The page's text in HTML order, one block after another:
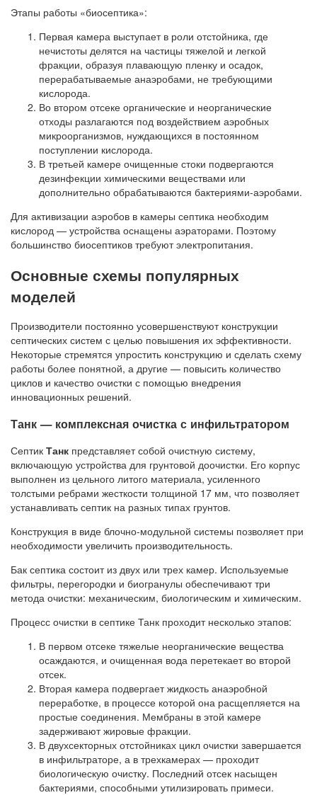
Этапы работы «биосептика»:
Первая камера выступает в роли отстойника, где
нечистоты делятся на частицы тяжелой и легкой
фракции, образуя плавающую пленку и осадок,
перерабатываемые анаэробами, не требующими
кислорода.
Во втором отсеке органические и неорганические
отходы разлагаются под воздействием аэробных
микроорганизмов, нуждающихся в постоянном
поступлении кислорода.
В третьей камере очищенные стоки подвергаются
дезинфекции химическими веществами или
дополнительно обрабатываются бактериями-аэробами.
Для активизации аэробов в камеры септика необходим
кислород — устройства оснащены аэраторами. Поэтому
большинство биосептиков требуют электропитания.
Основные схемы популярных
моделей
Производители постоянно усовершенствуют конструкции
септических систем с целью повышения их эффективности.
Некоторые стремятся упростить конструкцию и сделать схему
работы более понятной, а другие — повысить количество
циклов и качество очистки с помощью внедрения
инновационных решений.
Танк — комплексная очистка с инфильтратором
Септик Танк представляет собой очистную систему,
включающую устройства для грунтовой доочистки. Его корпус
выполнен из цельного литого материала, усиленного
толстыми ребрами жесткости толщиной 17 мм, что позволяет
устанавливать септик на разных типах грунтов.
Конструкция в виде блочно-модульной системы позволяет при
необходимости увеличить производительность.
Бак септика состоит из двух или трех камер. Используемые
фильтры, перегородки и биогранулы обеспечивают три
метода очистки: механическим, биологическим и химическим.
Процесс очистки в септике Танк проходит несколько этапов:
В первом отсеке тяжелые неорганические вещества
осаждаются, и очищенная вода перетекает во второй
отсек.
Вторая камера подвергает жидкость анаэробной
переработке, в процессе которой она расщепляется на
простые соединения. Мембраны в этой камере
задерживают жировые фракции.
В двухсекторных отстойниках цикл очистки завершается
в инфильтраторе, а в трехкамерах — проходит
биологическую очистку. Последний отсек насыщен
бактериями, способными утилизировать примеси.